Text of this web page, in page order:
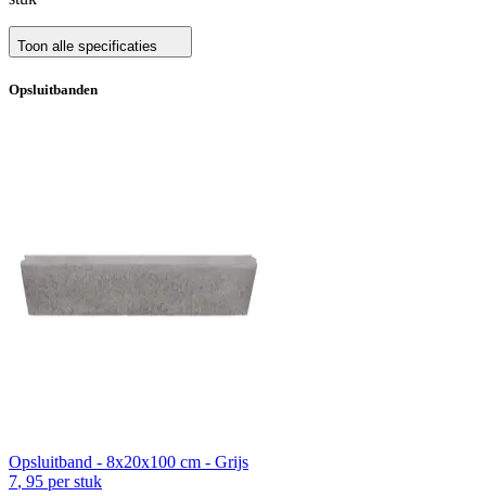
Toon alle specificaties
Opsluitbanden
Opsluitband - 8x20x100 cm - Grijs
7, 95 per stuk